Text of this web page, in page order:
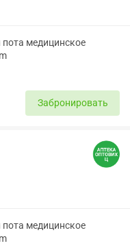
пота медицинское
Забронировать
пота медицинское